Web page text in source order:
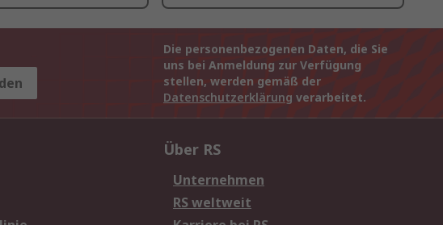
Die personenbezogenen Daten, die Sie
uns bei Anmeldung zur Verfügung
stellen, werden gemäß der
Datenschutzerklärung verarbeitet.
Über RS
Unternehmen
RS weltweit